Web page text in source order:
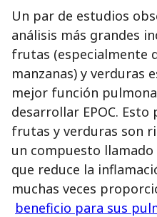
Un par de estudios
análisis más grandes
frutas (especialmente
manzanas) y verduras
mejor función
desarrollar EPOC.
frutas y verduras son
un compuesto
que reduce la
muchas veces
beneficio para sus